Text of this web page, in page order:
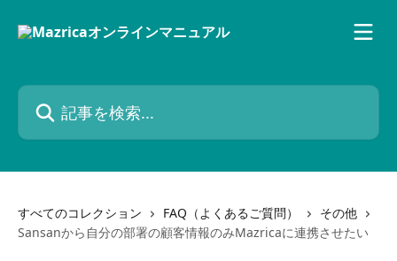
記事を検索...
すべてのコレクション FAQ（よくあるご質問）
その他
Sansanから自分の部署の顧客情報のみMazricaに連携させたい